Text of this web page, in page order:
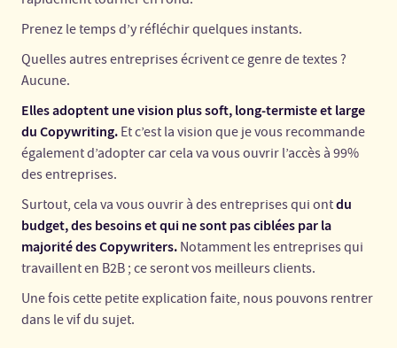
Prenez le temps d’y réfléchir quelques instants.
Quelles autres entreprises écrivent ce genre de textes ?
Aucune.
Elles adoptent une vision plus soft, long-termiste et large
du Copywriting. Et c’est la vision que je vous recommande
également d’adopter car cela va vous ouvrir l’accès à 99%
des entreprises.
Surtout, cela va vous ouvrir à des entreprises qui ontdu
budget, des besoins et qui ne sont pas ciblées par la
majorité des Copywriters. Notamment les entreprises qui
travaillent en B2B ; ce seront vos meilleurs clients.
Une fois cette petite explication faite, nous pouvons rentrer
dans le vif du sujet.